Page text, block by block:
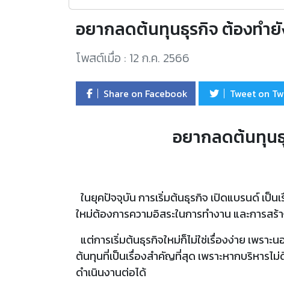
อยากลดต้นทุนธุรกิจ ต้องทำยั
โพสต์เมื่อ : 12 ก.ค. 2566
Share on Facebook Tweet on
อยากลดต้นทุน
ในยุคปัจจุบัน การเริ่มต้นธุรกิจ เปิดแบรนด์ เป็
ใหม่ต้องการความอิสระในการทำงาน และการ
แต่การเริ่มต้นธุรกิจใหม่ก็ไม่ใช่เรื่องง่าย เพรา
ต้นทุนที่เป็นเรื่องสำคัญที่สุด เพราะหากบริหารไ
ดำเนินงานต่อได้